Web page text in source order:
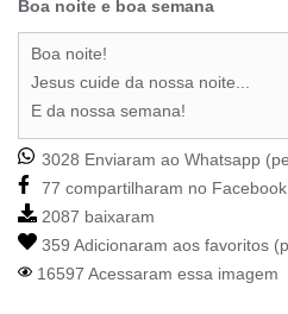
Boa noite e boa semana
Boa noite!
Jesus cuide da nossa noite...
E da nossa semana!
3028 Enviaram ao Whatsapp
77 compartilharam no Facebook
2087 baixaram
359 Adicionaram aos favoritos
16597 Acessaram essa imagem